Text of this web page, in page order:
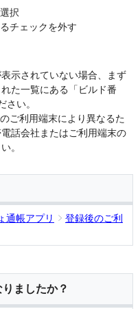
択
チェックを外す
示されていない場合、まず
た一覧にある「ビルド番
さい。
ご利用端末により異なるた
話会社またはご利用端末の
。
通帳アプリ
登録後のご利
ましたか？